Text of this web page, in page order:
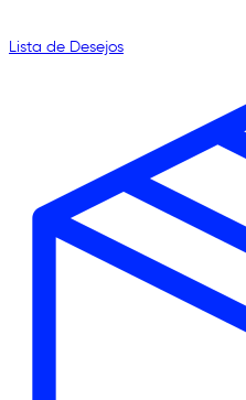
Lista de Desejos